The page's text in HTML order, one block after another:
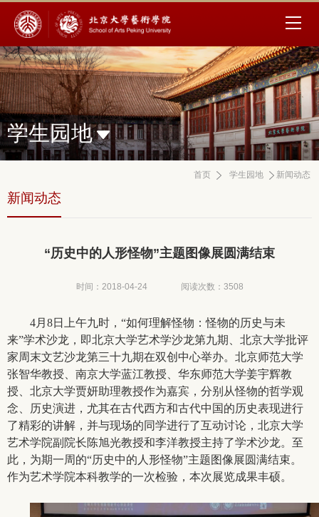
学生园地
首页 学生园地 新闻动态
新闻动态
“历史中的人形怪物”主题图像展圆满结束
时间：2018-04-24 阅读次数： 3508
4月8日上午九时，“如何理解怪物：怪物的历史与未
来”学术沙龙，即北京大学艺术学沙龙第九期、北京大学批评
家周末文艺沙龙第三十九期在双创中心举办。北京师范大学
张智华教授、南京大学蓝江教授、华东师范大学姜宇辉教
授、北京大学贾妍助理教授作为嘉宾，分别从怪物的哲学观
念、历史演进，尤其在古代西方和古代中国的历史表现进行
了精彩的讲解，并与现场的同学进行了互动讨论，北京大学
艺术学院副院长陈旭光教授和李洋教授主持了学术沙龙。至
此，为期一周的“历史中的人形怪物”主题图像展圆满结束。
作为艺术学院本科教学的一次检验，本次展览成果丰硕。